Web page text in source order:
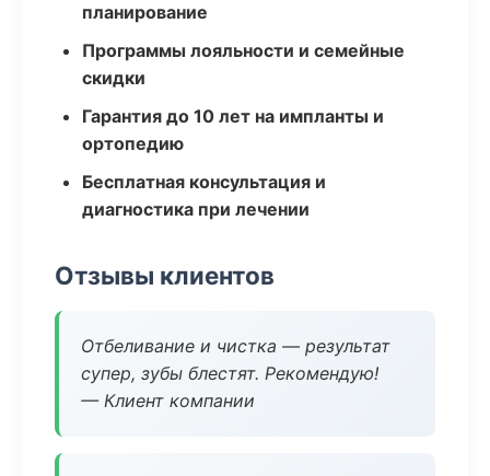
планирование
Программы лояльности и семейные
скидки
Гарантия до 10 лет на импланты и
ортопедию
Бесплатная консультация и
диагностика при лечении
Отзывы клиентов
Отбеливание и чистка — результат
супер, зубы блестят. Рекомендую!
— Клиент компании